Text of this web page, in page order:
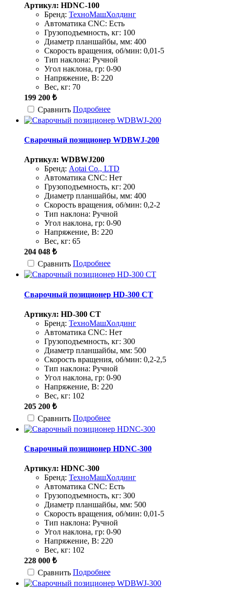
Артикул: HDNC-100
Бренд: ТехноМашХолдинг
Автоматика CNC: Есть
Грузоподъемность, кг: 100
Диаметр планшайбы, мм: 400
Скорость вращения, об/мин: 0,01-5
Тип наклона: Ручной
Угол наклона, гр: 0-90
Напряжение, В: 220
Вес, кг: 70
199 200 ₺
Сравнить Подробнее
Сварочный позиционер WDBWJ-200
Артикул: WDBWJ200
Бренд: Aotai Co., LTD
Автоматика CNC: Нет
Грузоподъемность, кг: 200
Диаметр планшайбы, мм: 400
Скорость вращения, об/мин: 0,2-2
Тип наклона: Ручной
Угол наклона, гр: 0-90
Напряжение, В: 220
Вес, кг: 65
204 048 ₺
Сравнить Подробнее
Сварочный позиционер HD-300 CT
Артикул: HD-300 CT
Бренд: ТехноМашХолдинг
Автоматика CNC: Нет
Грузоподъемность, кг: 300
Диаметр планшайбы, мм: 500
Скорость вращения, об/мин: 0,2-2,5
Тип наклона: Ручной
Угол наклона, гр: 0-90
Напряжение, В: 220
Вес, кг: 102
205 200 ₺
Сравнить Подробнее
Сварочный позиционер HDNC-300
Артикул: HDNC-300
Бренд: ТехноМашХолдинг
Автоматика CNC: Есть
Грузоподъемность, кг: 300
Диаметр планшайбы, мм: 500
Скорость вращения, об/мин: 0,01-5
Тип наклона: Ручной
Угол наклона, гр: 0-90
Напряжение, В: 220
Вес, кг: 102
228 000 ₺
Сравнить Подробнее